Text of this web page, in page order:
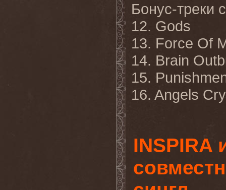
Бонус-треки с
12. Gods
13. Force Of
14. Brain
15.
16. Angels Cry
INSPIRA